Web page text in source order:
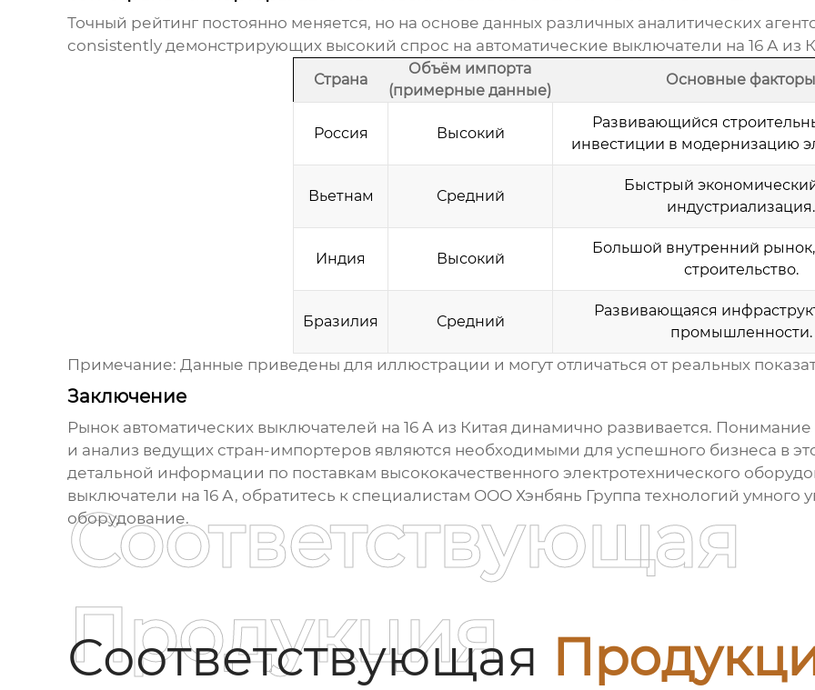
Точный рейтинг постоянно меняется, но на основе данных различных аналитических
consistently демонстрирующих высокий спрос на автоматические выключатели на 16 А из
Страна
Объём импорта
(примерные данные)
Основные факторы
Россия Высокий
Развивающийся
инвестиции в модернизацию
Вьетнам Средний
Быстрый
индустриализация.
Индия Высокий
Большой внутренний рынок,
строительство.
Бразилия Средний
Развивающаяся
промышленности.
Примечание: Данные приведены для иллюстрации и могут отличаться от реальных
Заключение
Рынок автоматических выключателей на 16 А из Китая динамично развивается.
и анализ ведущих стран-импортеров являются необходимыми для успешного бизнеса в
детальной информации по поставкам высококачественного электротехнического
выключатели на 16 А, обратитесь к специалистам ООО Хэнбянь Группа технологий умного
оборудование.
Соответствующая
Соответствующая
Продукция